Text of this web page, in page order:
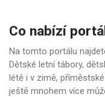
Co nabízí
Na tomto portálu
Dětské letní tábory,
létě i v zimě,
ještě mnohem více